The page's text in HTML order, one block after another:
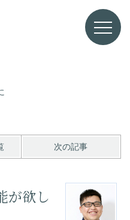
次の記事
が欲し